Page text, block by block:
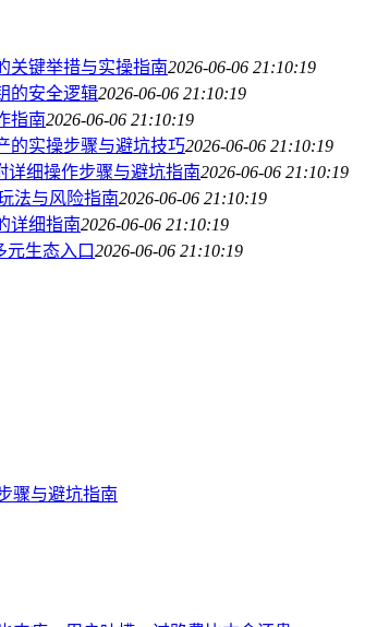
关键举措与实操指南2026-06-06 21:10:19
的安全逻辑2026-06-06 21:10:19
指南2026-06-06 21:10:19
的实操步骤与避坑技巧2026-06-06 21:10:19
详细操作步骤与避坑指南2026-06-06 21:10:19
法与风险指南2026-06-06 21:10:19
详细指南2026-06-06 21:10:19
元生态入口2026-06-06 21:10:19
骤与避坑指南